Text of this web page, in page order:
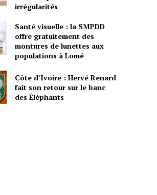
irrégularités
Santé visuelle : la SMPDD
offre gratuitement des
montures de lunettes aux
populations à Lomé
Côte d’Ivoire : Hervé Renard
fait son retour sur le banc
des Éléphants